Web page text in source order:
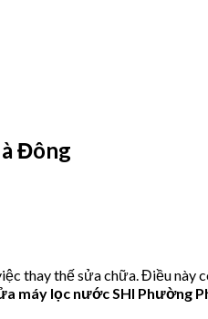
Đông
thay thế sửa chữa. Điều
máy lọc nước SHI Phường